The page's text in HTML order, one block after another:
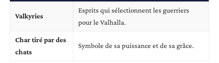
Valkyries
Esprits qui sélectionnent les guerriers
pour le Valhalla.
Char tiré par des
chats
Symbole de sa puissance et de sa grâce.